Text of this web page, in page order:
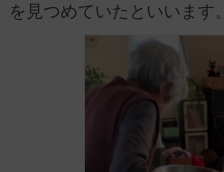
を見つめていたといいます。